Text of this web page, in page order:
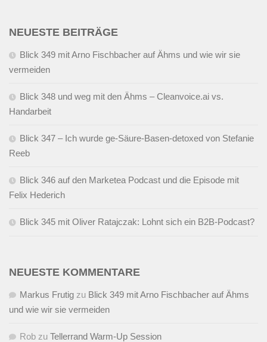
NEUESTE BEITRÄGE
Blick 349 mit Arno Fischbacher auf Ähms und wie wir sie
vermeiden
Blick 348 und weg mit den Ähms – Cleanvoice.ai vs.
Handarbeit
Blick 347 – Ich wurde ge-Säure-Basen-detoxed von Stefanie
Reeb
Blick 346 auf den Marketea Podcast und die Episode mit
Felix Hederich
Blick 345 mit Oliver Ratajczak: Lohnt sich ein B2B-Podcast?
NEUESTE KOMMENTARE
Markus Frutig zu Blick 349 mit Arno Fischbacher auf Ähms
und wie wir sie vermeiden
Rob zu Tellerrand Warm-Up Session